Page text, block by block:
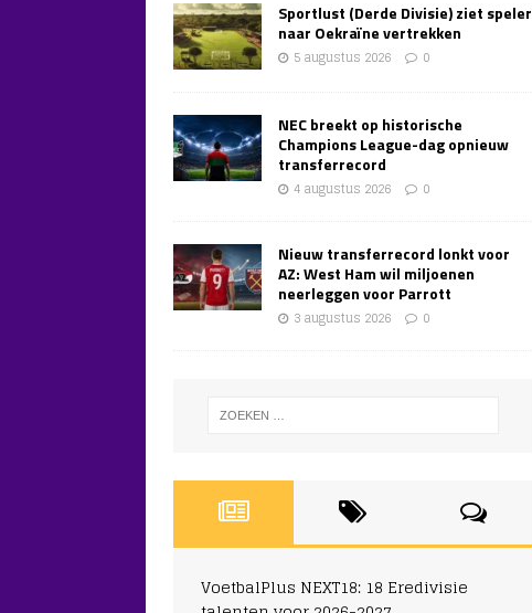
Sportlust (Derde Divisie) ziet speler
naar Oekraïne vertrekken
5 augustus 2026 0
NEC breekt op historische
Champions League-dag opnieuw
transferrecord
4 augustus 2026 0
Nieuw transferrecord lonkt voor
AZ: West Ham wil miljoenen
neerleggen voor Parrott
3 augustus 2026 0
VoetbalPlus NEXT18: 18 Eredivisie